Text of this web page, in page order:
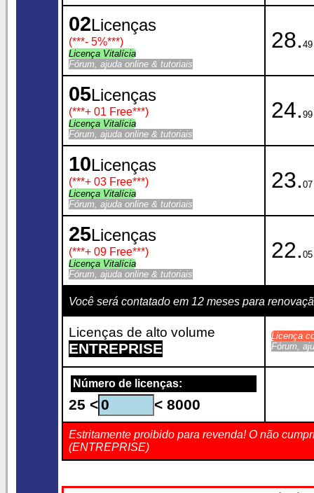
02Licenças
(***- 5%***)
Licença Vitalícia
Fórum, ajuda online & tutoriais
28. 49
05Licenças
(***+ 01 Free***)
Licença Vitalícia
Fórum, ajuda online & tutoriais
24. 99
10Licenças
(***+ 03 Free***)
Licença Vitalícia
Fórum, ajuda online & tutoriais
23. 07
25Licenças
(***+ 09 Free***)
Licença Vitalícia
Fórum, ajuda online & tutoriais
22. 05
Você será contatado em 12 meses para
Licenças de alto volume
ENTREPRISE
Licença
Fórum,
Número de licenças:
25 < < 8000
Estritamente proibido para revenda! O não
(ENTREPRISE)